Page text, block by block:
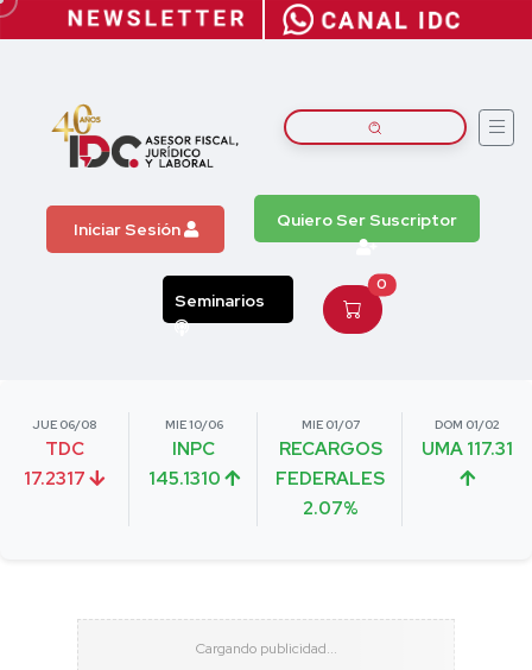
Iniciar Sesión Quiero Ser Suscriptor
Seminarios
0
JUE 06/08
TDC
17.2317
MIE 10/06
INPC
145.1310
MIE 01/07
RECARGOS
FEDERALES
2.07%
DOM 01/02
UMA 117.31